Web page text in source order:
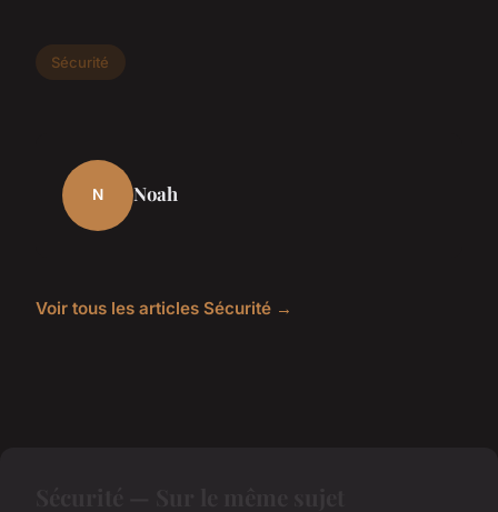
Sécurité
N Noah
Voir tous les articles Sécurité →